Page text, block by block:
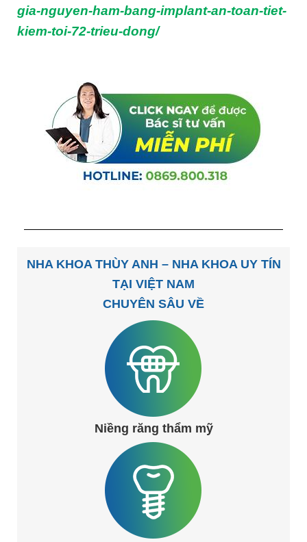
gia-nguyen-ham-bang-implant-an-toan-tiet-
kiem-toi-72-trieu-dong/
NHA KHOA THÙY ANH – NHA KHOA UY TÍN
TẠI VIỆT NAM
CHUYÊN SÂU VỀ
Niềng răng thẩm mỹ